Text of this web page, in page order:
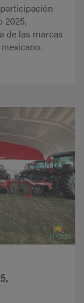
2025,
de las marcas